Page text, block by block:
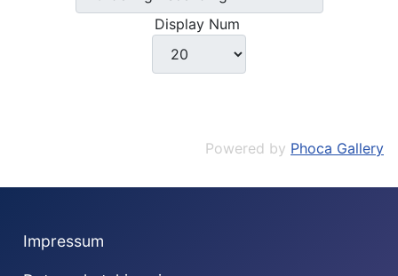
Display Num
Powered by Phoca Gallery
Impressum